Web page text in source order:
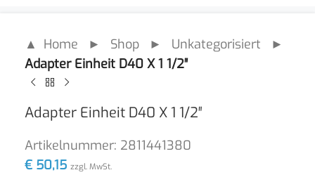
▲ Home ► Shop ► Unkategorisiert ►
Adapter Einheit D40 X 1 1/2″
Adapter Einheit D40 X 1 1/2″
Artikelnummer: 2811441380
€ 50,15 zzgl. MwSt.